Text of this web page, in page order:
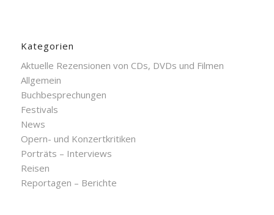
Kategorien
Aktuelle Rezensionen von CDs, DVDs und Filmen
Allgemein
Buchbesprechungen
Festivals
News
Opern- und Konzertkritiken
Porträts – Interviews
Reisen
Reportagen – Berichte